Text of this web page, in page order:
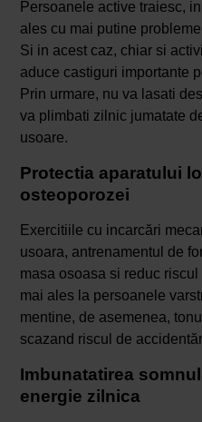
Persoanele active traiesc,
ales cu mai putine
Si in acest caz, chiar si
aduce castiguri importante
Prin urmare, nu va lasati
va plimbati zilnic jumatate
usoare.
Protectia aparatului
osteoporozei
Exercitiile cu incarcări
usoara, antrenamentul de
masa osoasa si reduc
mai ales la persoanele
mentine, de asemenea,
scazand riscul de
Imbunatatirea
energie zilnica